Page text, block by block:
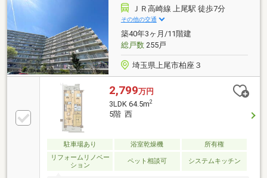
場しました。令和8年6月下旬に内装完了予定の室内
は、新生活を彩る機能的な2SLDK。イトーヨーカドー
や百貨店が徒歩5分圏内に揃い、お買い物も快適で
す。※告知事項有
ＪＲ高崎線 上尾駅 徒歩7分
その他の交通
築40年3ヶ月/11階建
総戸数255戸
埼玉県上尾市柏座３
2,799万円
3LDK 64.5m2
5階 西
駐車場あり 浴室乾燥機
所有権
リフォームリノベー
ション
ペット相談可 システムキッチン